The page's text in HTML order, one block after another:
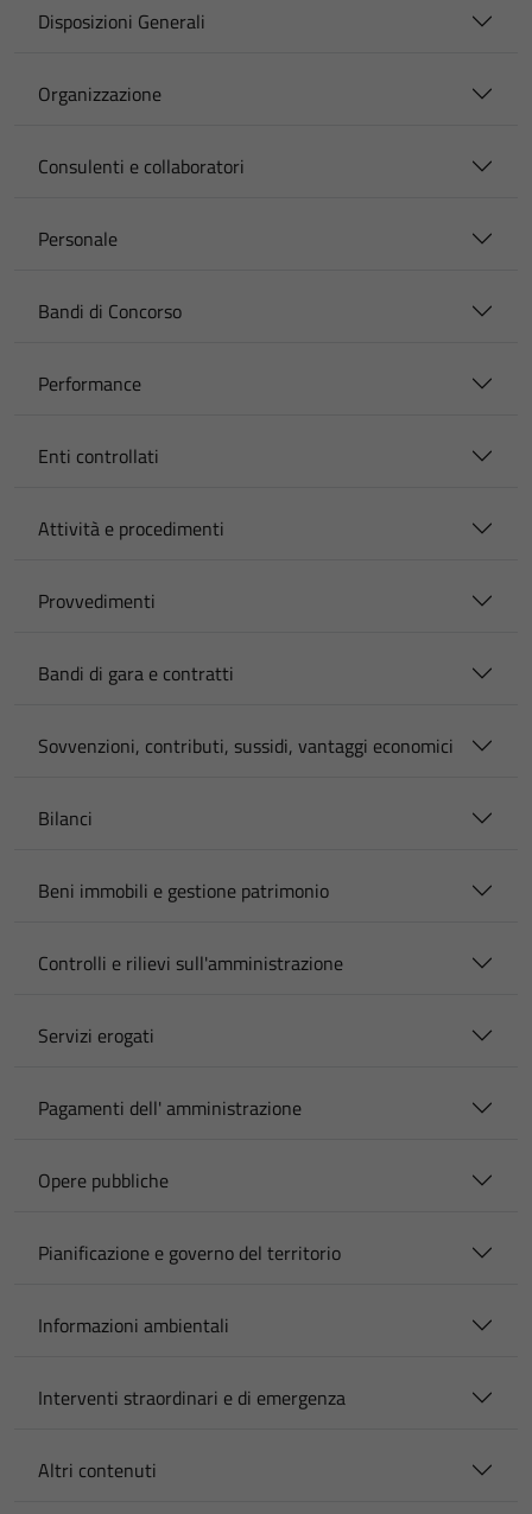
Disposizioni Generali
Organizzazione
Consulenti e collaboratori
Personale
Bandi di Concorso
Performance
Enti controllati
Attività e procedimenti
Provvedimenti
Bandi di gara e contratti
Sovvenzioni, contributi, sussidi, vantaggi economici
Bilanci
Beni immobili e gestione patrimonio
Controlli e rilievi sull'amministrazione
Servizi erogati
Pagamenti dell' amministrazione
Opere pubbliche
Pianificazione e governo del territorio
Informazioni ambientali
Interventi straordinari e di emergenza
Altri contenuti